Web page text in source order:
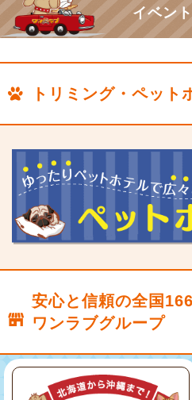
イベン
トリミング・ペット
安心と信頼の全国
ワンラブグループ